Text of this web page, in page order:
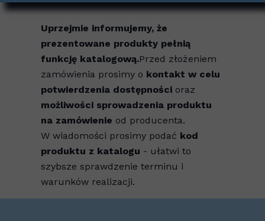
Uprzejmie informujemy, że
prezentowane produkty pełnią
funkcję katalogową.Przed złożeniem
zamówienia prosimy o kontakt w celu
potwierdzenia dostępności oraz
możliwości sprowadzenia produktu
na zamówienie od producenta.
W wiadomości prosimy podać kod
produktu z katalogu - ułatwi to
szybsze sprawdzenie terminu i
warunków realizacji.